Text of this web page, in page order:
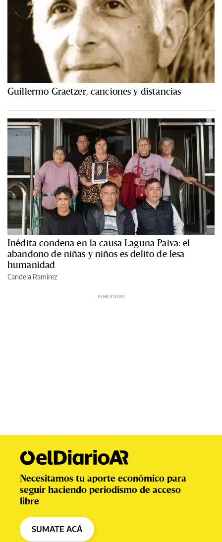
Guillermo Graetzer, canciones y distancias
Inédita condena en la causa Laguna Paiva: el
abandono de niñas y niños es delito de lesa
humanidad
Candela Ramírez
Necesitamos tu aporte económico para
seguir haciendo periodismo de acceso
libre
SUMATE ACÁ